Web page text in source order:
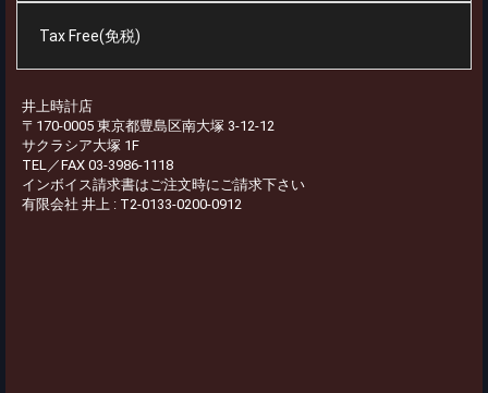
Tax Free(免税)
井上時計店
〒170-0005 東京都豊島区南大塚 3-12-12
サクラシア大塚 1F
TEL／FAX 03-3986-1118
インボイス請求書はご注文時にご請求下さい
有限会社 井上 : T2-0133-0200-0912